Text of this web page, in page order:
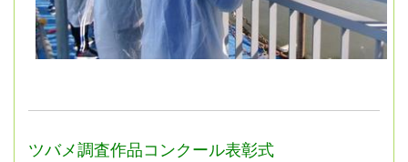
ツバメ調査作品コンクール表彰式